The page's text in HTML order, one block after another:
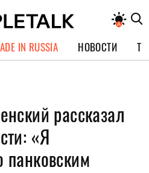
IN RUSSIA НОВОСТИ
рассказал
«Я